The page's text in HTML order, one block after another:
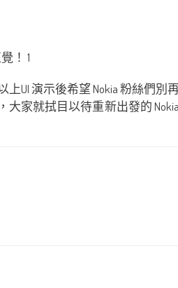
上UI 演示後希望 Nokia 粉絲們別
大家就拭目以待重新出發的